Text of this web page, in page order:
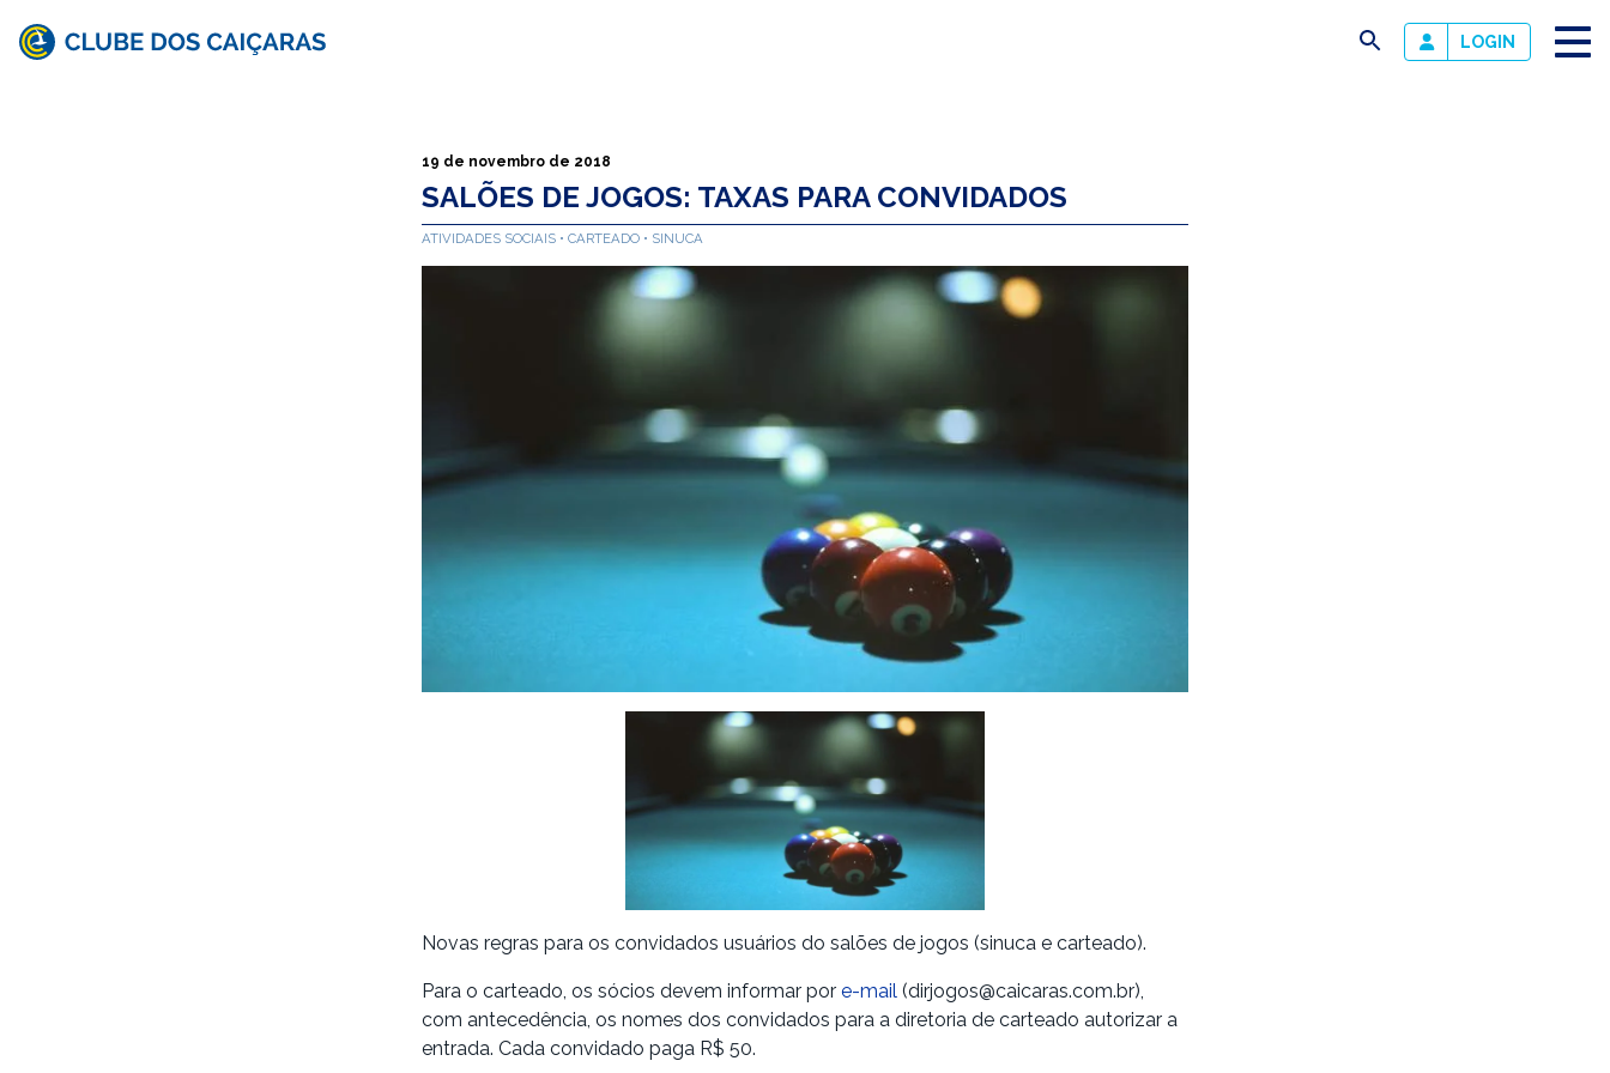
busca LOGIN
19 de novembro de 2018
SALÕES DE JOGOS: TAXAS PARA CONVIDADOS
ATIVIDADES SOCIAIS CARTEADO SINUCA
Novas regras para os convidados usuários do salões de jogos (sinuca e carteado).
Para o carteado, os sócios devem informar por e-mail (dirjogos@caicaras.com.br),
com antecedência, os nomes dos convidados para a diretoria de carteado autorizar a
entrada. Cada convidado paga R$ 50.